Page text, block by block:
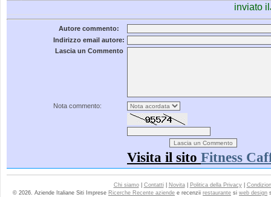
inviato
Autore commento:
Indirizzo email autore:
Lascia un Commento
Nota commento:
Visita il sito Fitness
Chi siamo| Contatti| Novita| Politica della Privacy|
© 2026. Aziende Italiane Siti Imprese Ricerche Recente aziende e recenzii restaurante si web design